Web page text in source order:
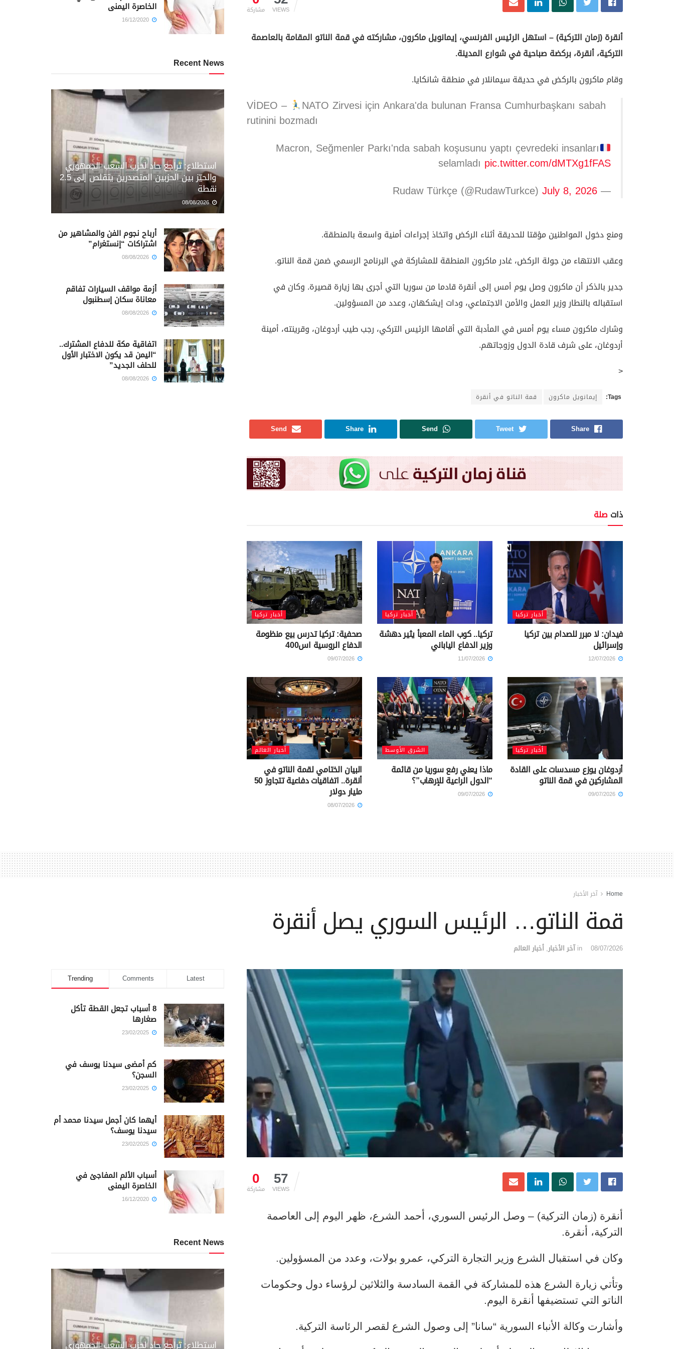
مشاركة VIEWS
أنقرة (زمان التركية) – استهل الرئيس الفرنسي، إيمانويل ماكرون، مشاركته في قمة الناتو المقامة بالعاصمة
التركية، أنقرة، بركضة صباحية في شوارع المدينة.
وقام ماكرون بالركض في حديقة سيمانلار في منطقة شانكايا.
VİDEO – NATO Zirvesi için Ankara'da bulunan Fransa Cumhurbaşkanı sabah
rutinini bozmadı
Macron, Seğmenler Parkı'nda sabah koşusunu yaptı çevredeki insanları
selamladı pic.twitter.com/dMTXg1fFAS
— Rudaw Türkçe (@RudawTurkce)
July 8, 2026
ومنع دخول المواطنين مؤقتا للحديقة أثناء الركض واتخاذ إجراءات أمنية واسعة بالمنطقة.
وعقب الانتهاء من جولة الركض، غادر ماكرون المنطقة للمشاركة في البرنامج الرسمي ضمن قمة الناتو.
جدير بالذكر أن ماكرون وصل يوم أمس إلى أنقرة قادما من سوريا التي أجرى بها زيارة قصيرة. وكان في
استقباله بالنطار وزير العمل والأمن الاجتماعي، ودات إيشكهان، وعدد من المسؤولين.
وشارك ماكرون مساء يوم أمس في المأدبة التي أقامها الرئيس التركي، رجب طيب أردوغان، وقرينته، أمينة
أردوغان، على شرف قادة الدول وزوجاتهم.
<
Tags: إيمانويل ماكرون قمة الناتو في أنقرة
Share
Tweet
Send
Share
Send
ذات صلة
أخبار تركيا
فيدان: لا مبرر للصدام بين تركيا
وإسرائيل
أخبار تركيا
تركيا.. كوب الماء المعبأ يثير دهشة
وزير الدفاع الياباني
أخبار تركيا
صحفية: تركيا تدرس بيع منظومة
الدفاع الروسية اس400
أخبار تركيا
أردوغان يوزع مسدسات على القادة
المشاركين في قمة الناتو
الشرق الأوسط
ماذا يعني رفع سوريا من قائمة
“الدول الراعية للإرهاب”؟
أخبار العالم
البيان الختامي لقمة الناتو في
أنقرة.. اتفاقيات دفاعية تتجاوز 50
مليار دولار
الخاصرة اليمنى
Recent News
استطلاع: تراجع حاد لحزب الشعب الجمهوري
والحيّز بين الحزبين المتصدرين يتقلص إلى 2.5
نقطة
08/08/2026
أرباح نجوم الفن والمشاهير من
اشتراكات “إنستغرام”
أزمة مواقف السيارات تفاقم
معاناة سكان إسطنبول
اتفاقية مكة للدفاع المشترك..
“اليمن قد يكون الاختبار الأول
للحلف الجديد”
Home آخر الأخبار
قمة الناتو… الرئيس السوري يصل أنقرة
08/07/2026
in آخر الأخبار, أخبار العالم
0
مشاركة 57
VIEWS
أنقرة (زمان التركية) – وصل الرئيس السوري، أحمد الشرع، ظهر اليوم إلى العاصمة
التركية، أنقرة.
وكان في استقبال الشرع وزير التجارة التركي، عمرو بولات، وعدد من المسؤولين.
وتأتي زيارة الشرع هذه للمشاركة في القمة السادسة والثلاثين لرؤساء دول وحكومات
الناتو التي تستضيفها أنقرة اليوم.
وأشارت وكالة الأنباء السورية “سانا” إلى وصول الشرع لقصر الرئاسة التركية.
Trending Comments Latest
8 أسباب تجعل القطة تأكل
صغارها
كم أمضى سيدنا يوسف في
السجن؟
أيهما كان أجمل سيدنا محمد أم
سيدنا يوسف؟
أسباب الألم المفاجئ في
الخاصرة اليمنى
Recent News
استطلاع: تراجع حاد لحزب الشعب الجمهوري